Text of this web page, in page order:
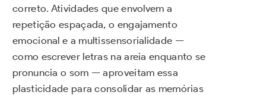
correto. Atividades que envolvem a
repetição espaçada, o engajamento
emocional e a multissensorialidade —
como escrever letras na areia enquanto se
pronuncia o som — aproveitam essa
plasticidade para consolidar as memórias